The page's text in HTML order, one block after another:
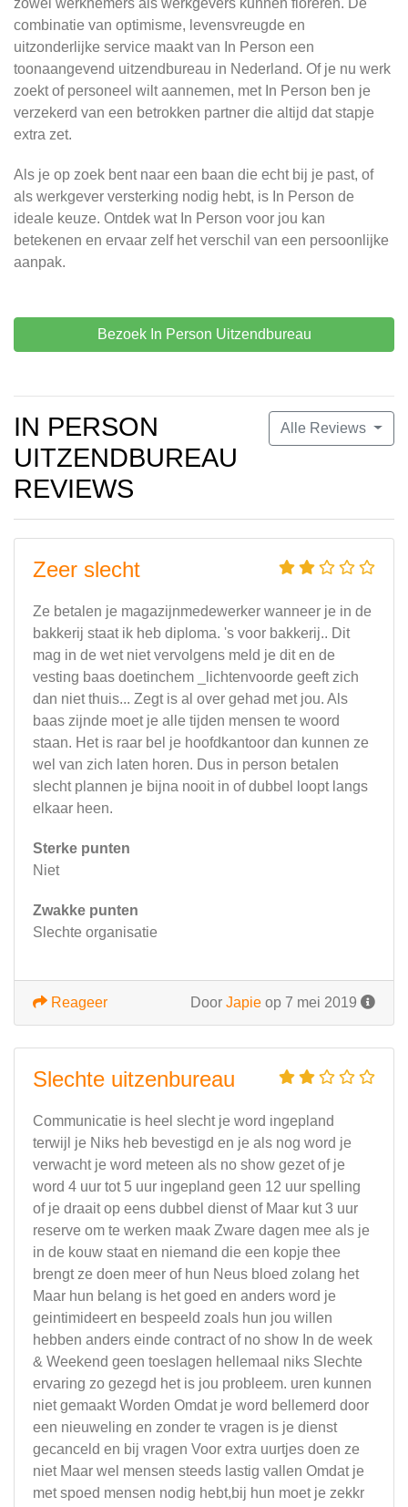
zowel werknemers als werkgevers kunnen floreren. De
combinatie van optimisme, levensvreugde en
uitzonderlijke service maakt van In Person een
toonaangevend uitzendbureau in Nederland. Of je nu werk
zoekt of personeel wilt aannemen, met In Person ben je
verzekerd van een betrokken partner die altijd dat stapje
extra zet.
Als je op zoek bent naar een baan die echt bij je past, of
als werkgever versterking nodig hebt, is In Person de
ideale keuze. Ontdek wat In Person voor jou kan
betekenen en ervaar zelf het verschil van een persoonlijke
aanpak.
Bezoek In Person Uitzendbureau
Alle Reviews
IN PERSON
UITZENDBUREAU
REVIEWS
Zeer slecht
Ze betalen je magazijnmedewerker wanneer je in de
bakkerij staat ik heb diploma. 's voor bakkerij.. Dit
mag in de wet niet vervolgens meld je dit en de
vesting baas doetinchem _lichtenvoorde geeft zich
dan niet thuis... Zegt is al over gehad met jou. Als
baas zijnde moet je alle tijden mensen te woord
staan. Het is raar bel je hoofdkantoor dan kunnen ze
wel van zich laten horen. Dus in person betalen
slecht plannen je bijna nooit in of dubbel loopt langs
elkaar heen.
Sterke punten
Niet
Zwakke punten
Slechte organisatie
Door Japie op 7 mei 2019
Reageer
Slechte uitzenbureau
Communicatie is heel slecht je word ingepland
terwijl je Niks heb bevestigd en je als nog word je
verwacht je word meteen als no show gezet of je
word 4 uur tot 5 uur ingepland geen 12 uur spelling
of je draait op eens dubbel dienst of Maar kut 3 uur
reserve om te werken maak Zware dagen mee als je
in de kouw staat en niemand die een kopje thee
brengt ze doen meer of hun Neus bloed zolang het
Maar hun belang is het goed en anders word je
geintimideert en bespeeld zoals hun jou willen
hebben anders einde contract of no show In de week
& Weekend geen toeslagen hellemaal niks Slechte
ervaring zo gezegd het is jou probleem. uren kunnen
niet gemaakt Worden Omdat je word bellemerd door
een nieuweling en zonder te vragen is je dienst
gecanceld en bij vragen Voor extra uurtjes doen ze
niet Maar wel mensen steeds lastig vallen Omdat je
met spoed mensen nodig hebt,bij hun moet je zekkr